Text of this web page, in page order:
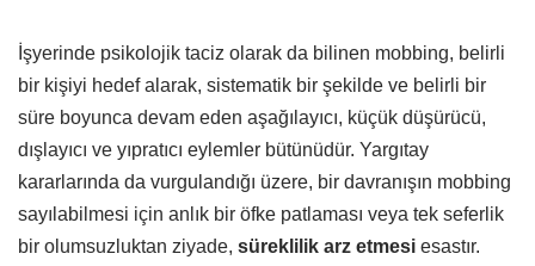
İşyerinde psikolojik taciz olarak da bilinen mobbing, belirli
bir kişiyi hedef alarak, sistematik bir şekilde ve belirli bir
süre boyunca devam eden aşağılayıcı, küçük düşürücü,
dışlayıcı ve yıpratıcı eylemler bütünüdür. Yargıtay
kararlarında da vurgulandığı üzere, bir davranışın mobbing
sayılabilmesi için anlık bir öfke patlaması veya tek seferlik
bir olumsuzluktan ziyade, süreklilik arz etmesi esastır.